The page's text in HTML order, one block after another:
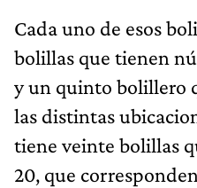
Cada uno de esos
bolillas que tienen
y un quinto bolillero
las distintas
tiene veinte bolillas
20, que